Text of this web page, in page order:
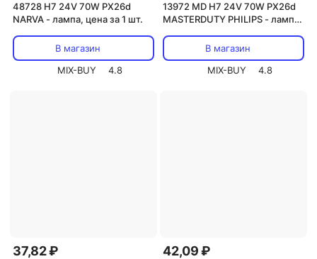
48728 Н7 24V 70W РХ26d
NARVA - лампа, цена за 1 шт.
В магазин
MIX-BUY
4.8
13972 MD Н7 24V 70W РХ26d
MASTERDUTY PHILIPS - лампа,
В магазин
MIX-BUY
4.8
37,82 ₽ 42,09 ₽